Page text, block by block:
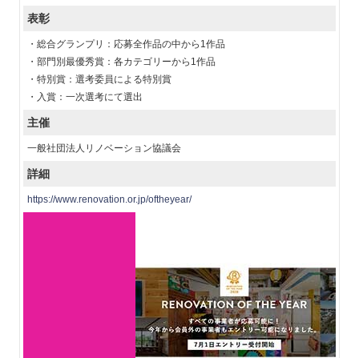
表彰
・総合グランプリ：応募全作品の中から1作品
・部門別最優秀賞：各カテゴリーから1作品
・特別賞：選考委員による特別賞
・入賞：一次選考にて選出
主催
一般社団法人リノベーション協議会
詳細
https://www.renovation.or.jp/oftheyear/